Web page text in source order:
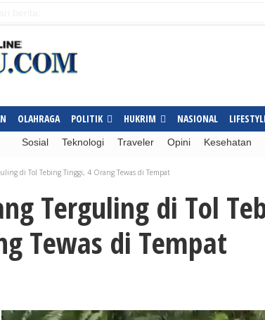
OLAHRAGA POLITIK HUKRIM NASIONAL
Sosial Teknologi Traveler Opini Kesehatan
di Tol Tebing Tinggi, 4 Orang Tewas di Tempat
Terguling di Tol
Tewas di Tempat